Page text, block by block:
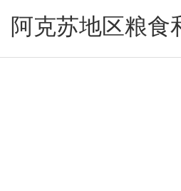
阿克苏地区粮